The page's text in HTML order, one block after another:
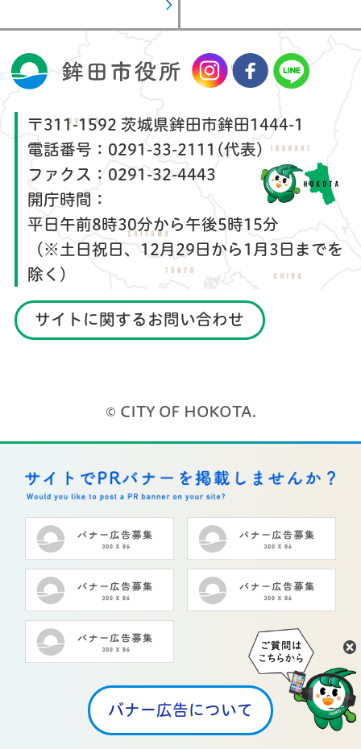
〒311-1592 茨城県鉾田市鉾田1444-1
電話番号： 0291-33-2111(代表)
ファクス： 0291-32-4443
開庁時間：
平日午前8時30分から午後5時15分
（※土日祝日、12月29日から1月3日までを
除く）
サイトに関するお問い合わせ
© CITY OF HOKOTA.
バナー広告について